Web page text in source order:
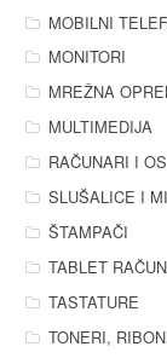
MOBILNI
MONITORI
MREŽNA
MULTIMEDIJA
RAČUNARI I
SLUŠALICE I
ŠTAMPAČI
TABLET
TASTATURE
TONERI,